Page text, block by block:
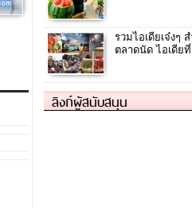
รวมไอเดียเจ๋งๆ
ตลาดนัด ไอเดีย
ลิงก์ผู้สนับสนุน